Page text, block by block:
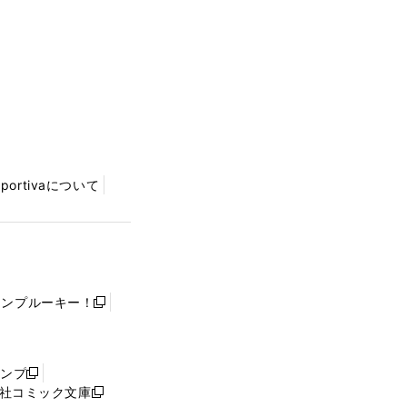
について
プルーキー！
新
ン
プ
新
し
コミック文庫
新